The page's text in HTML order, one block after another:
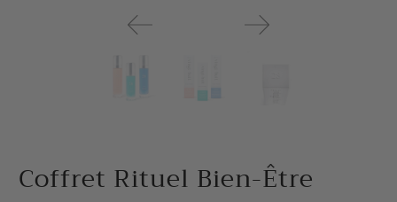
Coffret Rituel Bien-Être